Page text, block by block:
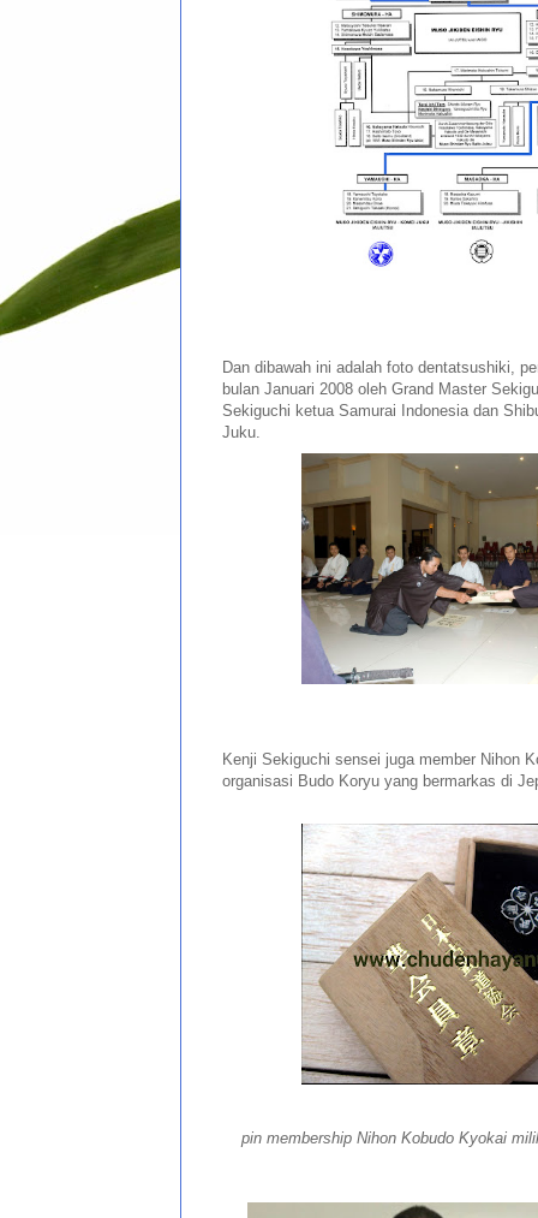
Dan dibawah ini adalah foto dentatsushiki,
bulan Januari 2008 oleh Grand Master
Sekiguchi ketua Samurai Indonesia dan
Juku.
Kenji Sekiguchi sensei juga member Nihon
organisasi Budo Koryu yang bermarkas di
pin membership Nihon Kobudo Kyokai